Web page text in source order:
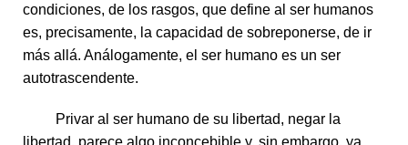
condiciones, de los rasgos, que define al ser humanos
es, precisamente, la capacidad de sobreponerse, de ir
más allá. Análogamente, el ser humano es un ser
autotrascendente.
Privar al ser humano de su libertad, negar la
libertad, parece algo inconcebible y, sin embargo, ya